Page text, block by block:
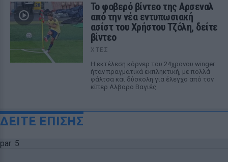
Το φοβερό βίντεο της Αρσεναλ
από την νέα εντυπωσιακή
ασίστ του Χρήστου Τζόλη, δείτε
βίντεο
ΧΤΕΣ
Η εκτέλεση κόρνερ του 24χρονου winger
ήταν πραγματικά εκπληκτική, με πολλά
φάλτσα και δύσκολη για έλεγχο από τον
κίπερ Αλβαρο Βαγιές
ΔΕΙΤΕ ΕΠΙΣΗΣ
par: 5